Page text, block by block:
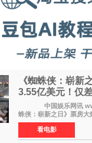
《蜘蛛侠：崭新
3.55亿美元！仅
万 影史第二全球
中国娱乐网讯
蛛侠：崭新之日》票房
报3 55亿美元，仅比影史
联盟4：终局之战》的3
精报调整后仍
看电影